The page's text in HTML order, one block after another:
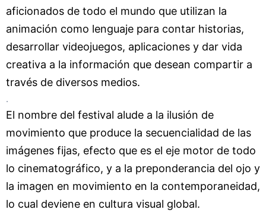
aficionados de todo el mundo que utilizan la
animación como lenguaje para contar historias,
desarrollar videojuegos, aplicaciones y dar vida
creativa a la información que desean compartir a
través de diversos medios.
.
El nombre del festival alude a la ilusión de
movimiento que produce la secuencialidad de las
imágenes fijas, efecto que es el eje motor de todo
lo cinematográfico, y a la preponderancia del ojo y
la imagen en movimiento en la contemporaneidad,
lo cual deviene en cultura visual global.